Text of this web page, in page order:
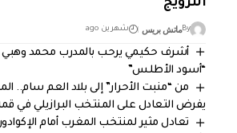
النرويج
Byماتش بريس شهرين ago
أشرف حكيمي يرحب بالمدرب محمد وهبي
“أسود الأطلس”
من “منبت الأحرار” إلى بلاد العم سام..
يفرض التعادل على المنتخب البرازيلي في قمة
تعادل مثير لمنتخب المغرب أمام